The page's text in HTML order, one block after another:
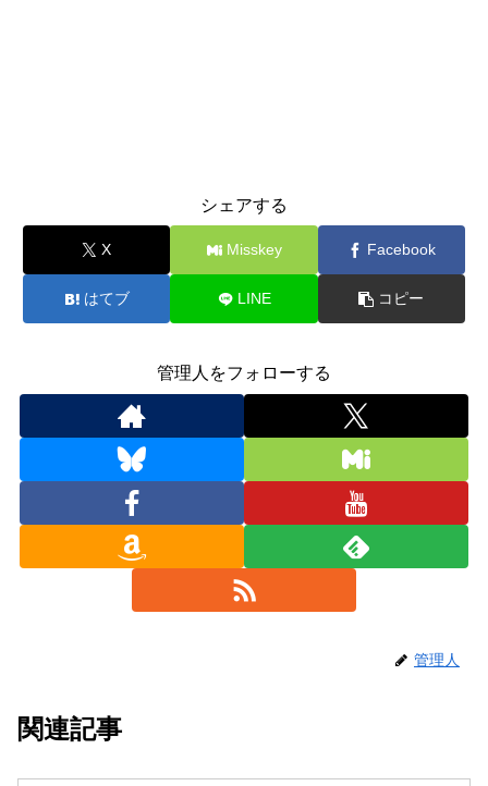
シェアする
X Misskey Facebook
はてブ LINE コピー
管理人をフォローする
管理人
関連記事